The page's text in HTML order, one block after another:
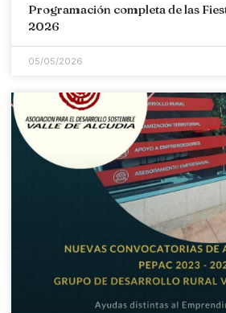
Programación completa de las
2026
05/05/2026